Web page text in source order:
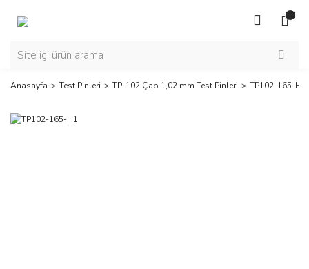
Anasayfa Test Pinleri TP-102 Çap 1,02 mm Test Pinleri TP102-165-H1